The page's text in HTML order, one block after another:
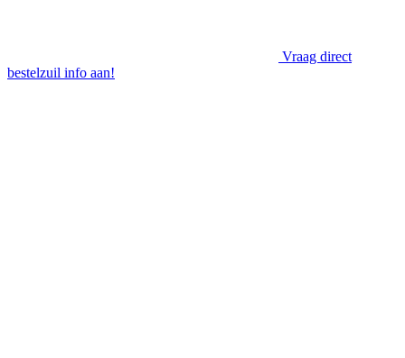
Vraag direct
bestelzuil info aan!